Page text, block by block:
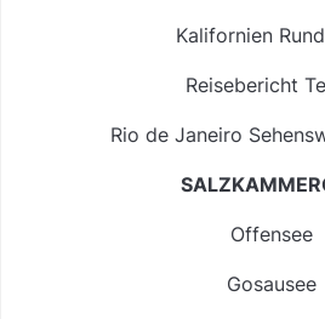
Kalifornien
Reisebericht
Rio de Janeiro
Offensee
Gosausee